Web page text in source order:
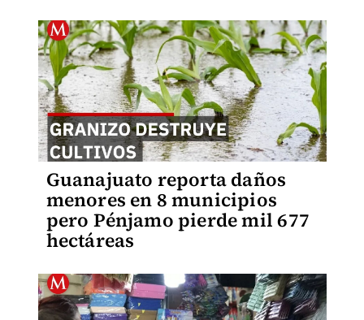
Guanajuato reporta daños
menores en 8 municipios
pero Pénjamo pierde mil 677
hectáreas